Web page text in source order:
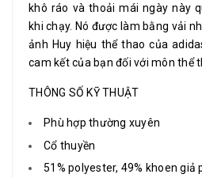
khô ráo và thoải mái ngày này
khi chạy. Nó được làm bằng vải
ảnh Huy hiệu thể thao của
cam kết của bạn đối với môn thể
THÔNG SỐ KỸ THUẬT
Phù hợp thường xuyên
Cổ thuyền
51% polyester, 49% khoen giả